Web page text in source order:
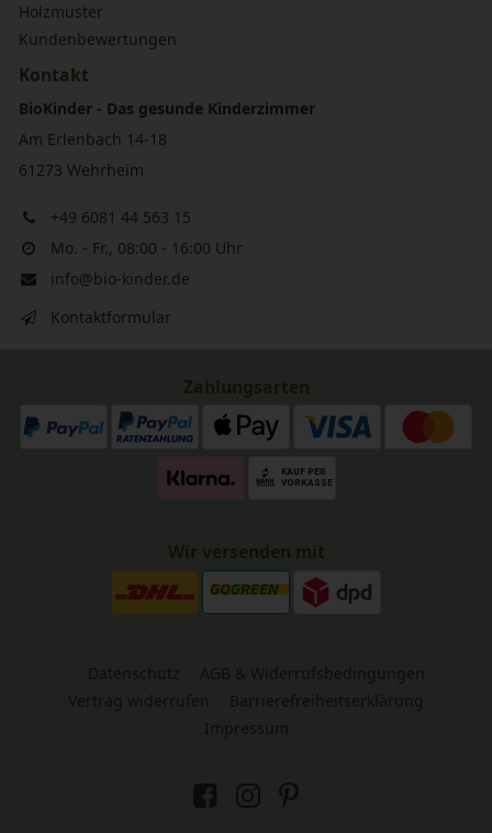
Holzmuster
Kundenbewertungen
Kontakt
BioKinder - Das gesunde Kinderzimmer
Am Erlenbach 14-18
61273 Wehrheim
+49 6081 44 563 15
Mo. - Fr., 08:00 - 16:00 Uhr
info@bio-kinder.de
Kontaktformular
Zahlungsarten
Wir versenden mit